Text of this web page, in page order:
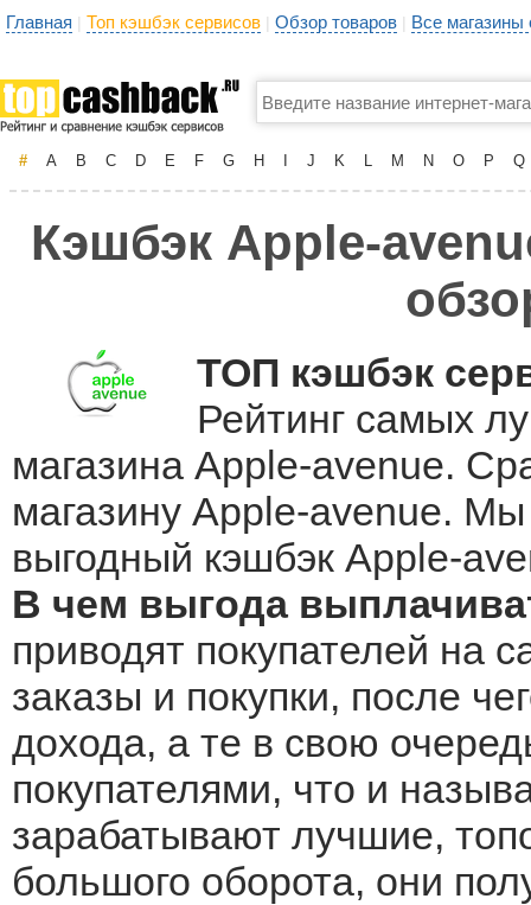
Главная | Топ кэшбэк сервисов | Обзор товаров | Все
# A B C D E F G H J K L M N O P Q
Кэшбэк Apple-
ТОП кэшбэк
Рейтинг самых
магазина Apple-avenue.
магазину Apple-avenue.
выгодный кэшбэк Apple-
В чем выгода
приводят покупателей на
заказы и покупки, после
дохода, а те в свою
покупателями, что и
зарабатывают лучшие,
большого оборота, они